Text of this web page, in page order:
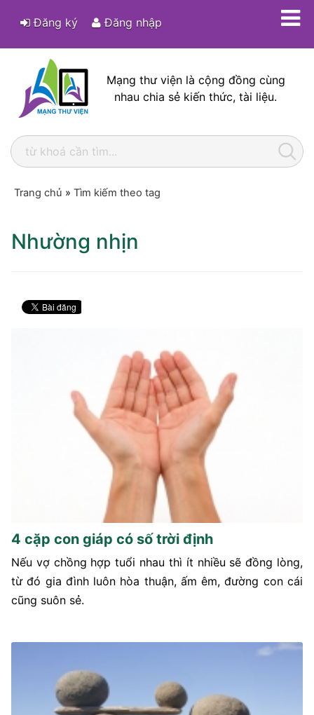
Đăng ký Đăng nhập
Mạng thư viện là cộng đồng cùng
nhau chia sẻ kiến thức, tài liệu.
Trang chủ » Tìm kiếm theo tag
Nhường nhịn
4 cặp con giáp có số trời định
Nếu vợ chồng hợp tuổi nhau thì ít nhiều sẽ đồng lòng,
từ đó gia đình luôn hòa thuận, ấm êm, đường con cái
cũng suôn sẻ.